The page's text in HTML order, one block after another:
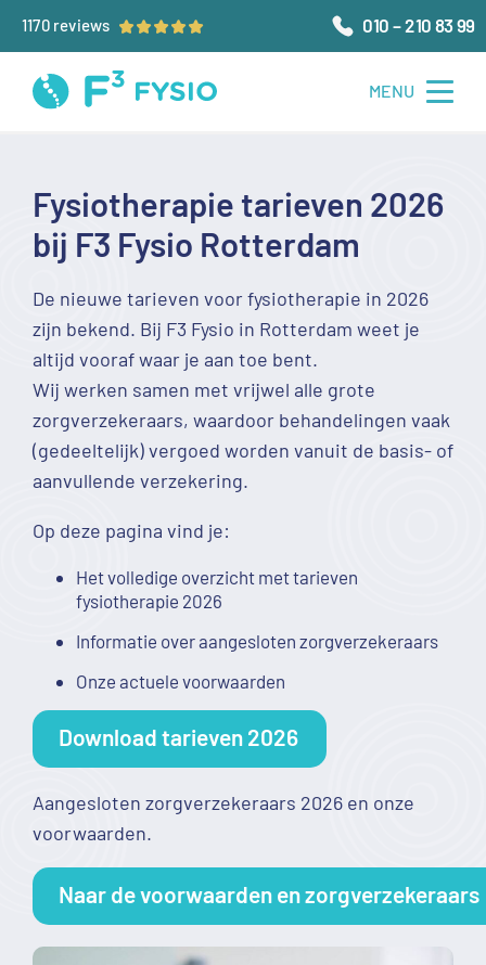
010 – 210 83 99
Fysiotherapie tarieven 2026
bij F3 Fysio Rotterdam
De nieuwe tarieven voor fysiotherapie in 2026
zijn bekend. Bij F3 Fysio in Rotterdam weet je
altijd vooraf waar je aan toe bent.
Wij werken samen met vrijwel alle grote
zorgverzekeraars, waardoor behandelingen vaak
(gedeeltelijk) vergoed worden vanuit de basis- of
aanvullende verzekering.
Op deze pagina vind je:
Het volledige overzicht met tarieven
fysiotherapie 2026
Informatie over aangesloten zorgverzekeraars
Onze actuele voorwaarden
Download tarieven 2026
Aangesloten zorgverzekeraars 2026 en onze
voorwaarden.
Naar de voorwaarden en zorgverzekeraars